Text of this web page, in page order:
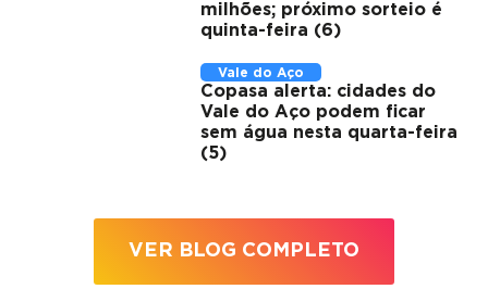
milhões; próximo sorteio é
quinta-feira (6)
Vale do Aço
Copasa alerta: cidades do
Vale do Aço podem ficar
sem água nesta quarta-feira
(5)
VER BLOG COMPLETO